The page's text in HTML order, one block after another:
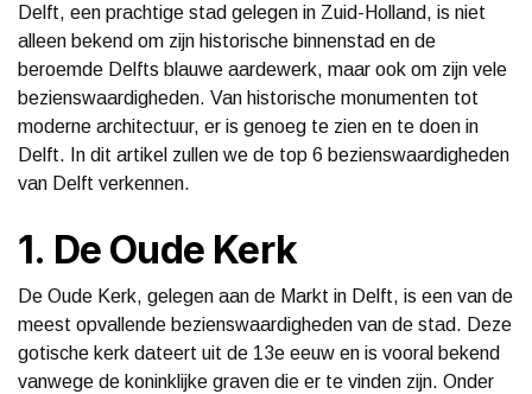
Delft, een prachtige stad gelegen in Zuid-Holland, is niet
alleen bekend om zijn historische binnenstad en de
beroemde Delfts blauwe aardewerk, maar ook om zijn vele
bezienswaardigheden. Van historische monumenten tot
moderne architectuur, er is genoeg te zien en te doen in
Delft. In dit artikel zullen we de top 6 bezienswaardigheden
van Delft verkennen.
1. De Oude Kerk
De Oude Kerk, gelegen aan de Markt in Delft, is een van de
meest opvallende bezienswaardigheden van de stad. Deze
gotische kerk dateert uit de 13e eeuw en is vooral bekend
vanwege de koninklijke graven die er te vinden zijn. Onder